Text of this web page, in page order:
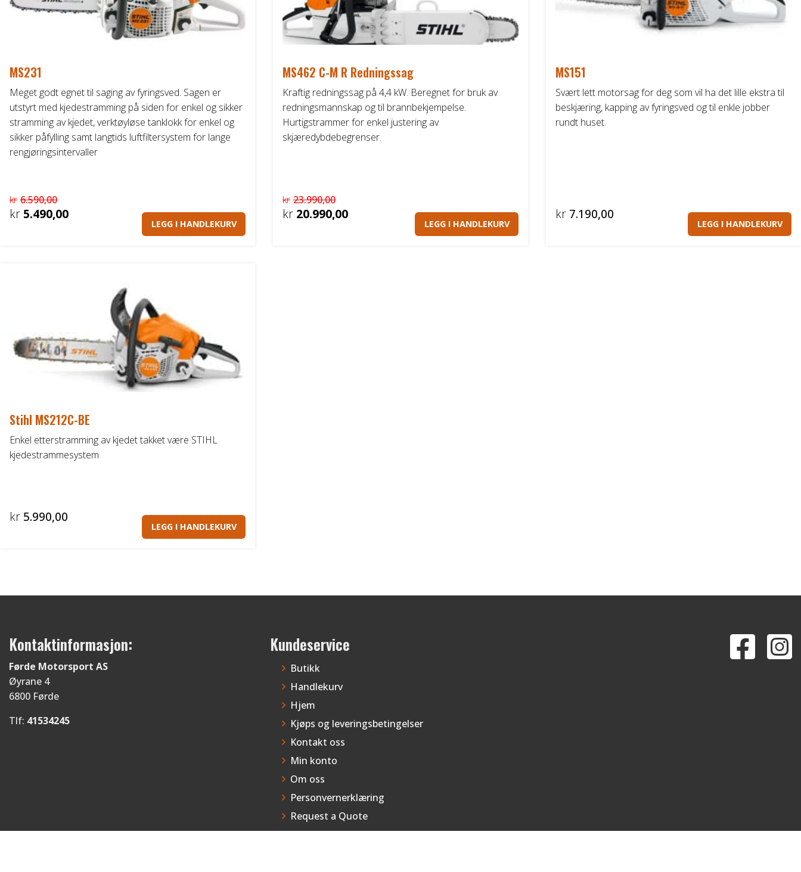
MS231
Meget godt egnet til saging av fyringsved. Sagen er
utstyrt med kjedestramming på siden for enkel og sikker
stramming av kjedet, verktøyløse tanklokk for enkel og
sikker påfylling samt langtids luftfiltersystem for lange
rengjøringsintervaller
kr 6.590,00
Opprinnelig
kr 5.490,00
LEGG I HANDLEKURV
MS462 C-M R Redningssag
Kraftig redningssag på 4,4 kW. Beregnet for bruk av
redningsmannskap og til brannbekjempelse.
Hurtigstrammer for enkel justering av
skjæredybdebegrenser.
kr 23.990,00
Opprinnelig
kr 20.990,00
LEGG I HANDLEKURV
MS151
Svært lett motorsag for deg som vil ha det lille ekstra til
beskjæring, kapping av fyringsved og til enkle jobber
rundt huset.
kr 7.190,00
LEGG I HANDLEKURV
Stihl MS212C-BE
Enkel etterstramming av kjedet takket være STIHL
kjedestrammesystem
kr 5.990,00
LEGG I HANDLEKURV
Kontaktinformasjon:
Førde Motorsport AS
Øyrane 4
6800 Førde
Tlf: 41534245
Kundeservice
Butikk
Handlekurv
Hjem
Kjøps og leveringsbetingelser
Kontakt oss
Min konto
Om oss
Personvernerklæring
Request a Quote
Til kassen